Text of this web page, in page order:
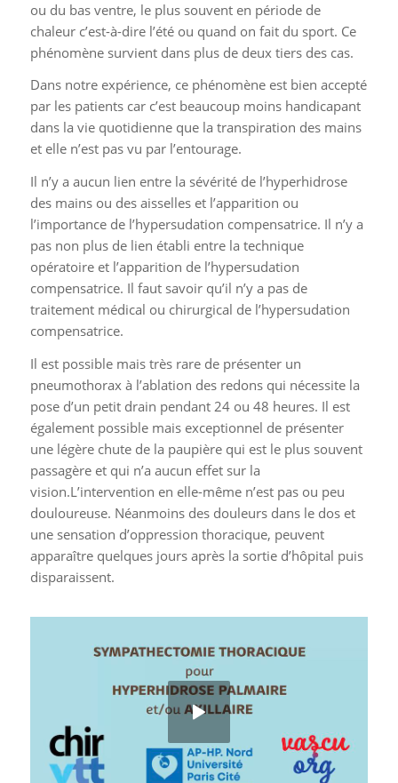
chaleur c’est-à-dire l’été ou quand on fait du sport. Ce
phénomène survient dans plus de deux tiers des cas.
Dans notre expérience, ce phénomène est bien accepté
par les patients car c’est beaucoup moins handicapant
dans la vie quotidienne que la transpiration des mains
et elle n’est pas vu par l’entourage.
Il n’y a aucun lien entre la sévérité de l’hyperhidrose
des mains ou des aisselles et l’apparition ou
l’importance de l’hypersudation compensatrice. Il n’y a
pas non plus de lien établi entre la technique
opératoire et l’apparition de l’hypersudation
compensatrice. Il faut savoir qu’il n’y a pas de
traitement médical ou chirurgical de l’hypersudation
compensatrice.
Il est possible mais très rare de présenter un
pneumothorax à l’ablation des redons qui nécessite la
pose d’un petit drain pendant 24 ou 48 heures. Il est
également possible mais exceptionnel de présenter
une légère chute de la paupière qui est le plus souvent
passagère et qui n’a aucun effet sur la
vision.L’intervention en elle-même n’est pas ou peu
douloureuse. Néanmoins des douleurs dans le dos et
une sensation d’oppression thoracique, peuvent
apparaître quelques jours après la sortie d’hôpital puis
disparaissent.